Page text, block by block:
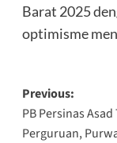
Barat 2025
optimisme
Post
Previous:
PB Persinas
Perguruan,